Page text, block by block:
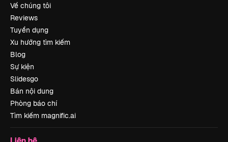
Về chúng tôi
Reviews
Tuyển dụng
Xu hướng tìm kiếm
Blog
Sự kiện
Slidesgo
Bán nội dung
Phòng báo chí
Tìm kiếm magnific.ai